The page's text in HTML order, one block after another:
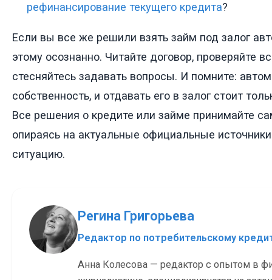
рефинансирование текущего кредита?
Если вы все же решили взять займ под залог
этому осознанно. Читайте договор, проверяйте
стесняйтесь задавать вопросы. И помните:
собственность, и отдавать его в залог стоит
Все решения о кредите или займе принимайте
опираясь на актуальные официальные
ситуацию.
Регина Григорьева
Редактор по потребительскому
Анна Колесова — редактор с опытом в